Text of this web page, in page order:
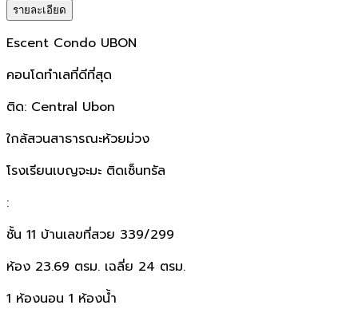
รายละเอียด
Escent Condo UBON
คอนโดทำเลที่ดีที่สุด
ติด: Central Ubon
ใกล้สวนสาธารณะห้วยม่วง
โรงเรียนเบญจะมะ ติดเซ็นทรัล
:
ชั้น 11 บ้านเลขที่สวย 339/299
ห้อง 23.69 ตรม. เฉลี่ย 24 ตรม.
1 ห้องนอน 1 ห้องน้ำ